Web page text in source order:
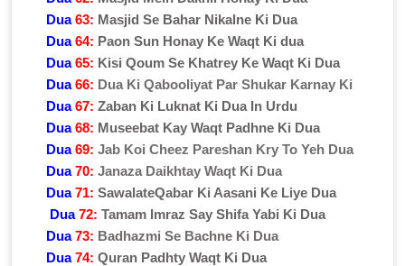
Dua 63: Masjid Se Bahar Nikalne Ki Dua
Dua 64: Paon Sun Honay Ke Waqt Ki dua
Dua 65: Kisi Qoum Se Khatrey Ke Waqt Ki Dua
Dua 66: Dua Ki Qabooliyat Par Shukar Karnay Ki
Dua 67: Zaban Ki Luknat Ki Dua In Urdu
Dua 68: Museebat Kay Waqt Padhne Ki Dua
Dua69: Jab Koi Cheez Pareshan Kry To Yeh Dua
Dua 70: Janaza Daikhtay Waqt Ki Dua
Dua 71: SawalateQabar Ki Aasani Ke Liye Dua
Dua 72: Tamam Imraz Say Shifa Yabi Ki Dua
Dua 73: Badhazmi Se Bachne Ki Dua
Dua 74: Quran Padhty Waqt Ki Dua